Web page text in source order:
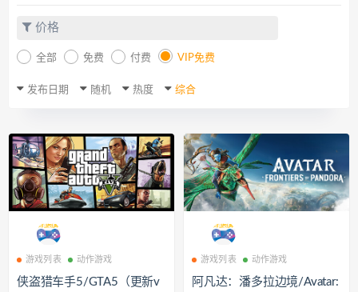
价格
全部 免费 付费 VIP免费
发布日期 随机 热度 综合
游戏列表 动作游戏
侠盗猎车手5/GTA5（更新v
游戏列表 动作游戏
阿凡达：潘多拉边境/Avatar: